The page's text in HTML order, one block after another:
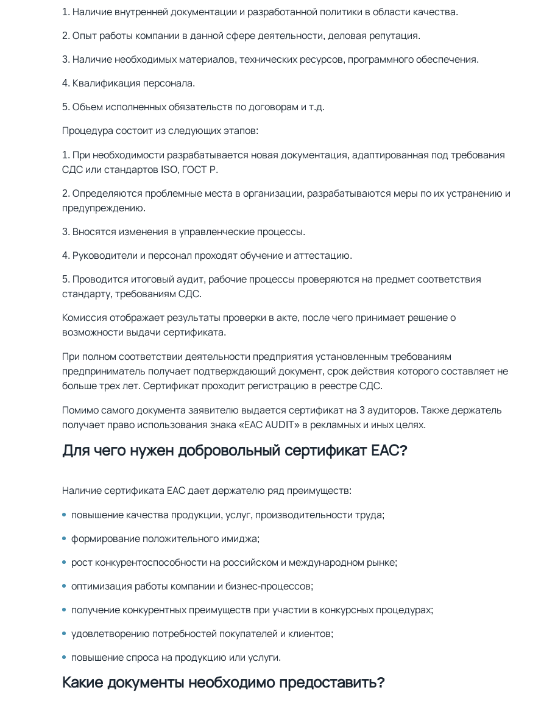
Наличие внутренней документации и разработанной политики в области качества.
Опыт работы компании в данной сфере деятельности, деловая репутация.
Наличие необходимых материалов, технических ресурсов, программного обеспечения.
Квалификация персонала.
Объем исполненных обязательств по договорам и т.д.
Процедура состоит из следующих этапов:
При необходимости разрабатывается новая документация, адаптированная под требования
СДС или стандартов ISO, ГОСТ Р.
Определяются проблемные места в организации, разрабатываются меры по их устранению и
предупреждению.
Вносятся изменения в управленческие процессы.
Руководители и персонал проходят обучение и аттестацию.
Проводится итоговый аудит, рабочие процессы проверяются на предмет соответствия
стандарту, требованиям СДС.
Комиссия отображает результаты проверки в акте, после чего принимает решение о
возможности выдачи сертификата.
При полном соответствии деятельности предприятия установленным требованиям
предприниматель получает подтверждающий документ, срок действия которого составляет не
больше трех лет. Сертификат проходит регистрацию в реестре СДС.
Помимо самого документа заявителю выдается сертификат на 3 аудиторов. Также держатель
получает право использования знака «ЕАС AUDIT» в рекламных и иных целях.
Для чего нужен добровольный сертификат ЕАС?
Наличие сертификата ЕАС дает держателю ряд преимуществ:
повышение качества продукции, услуг, производительности труда;
формирование положительного имиджа;
рост конкурентоспособности на российском и международном рынке;
оптимизация работы компании и бизнес-процессов;
получение конкурентных преимуществ при участии в конкурсных процедурах;
удовлетворению потребностей покупателей и клиентов;
повышение спроса на продукцию или услуги.
Какие документы необходимо предоставить?